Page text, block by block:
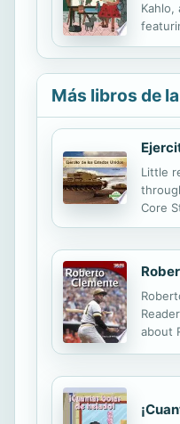
form.
Más libros de
Little
Core
about